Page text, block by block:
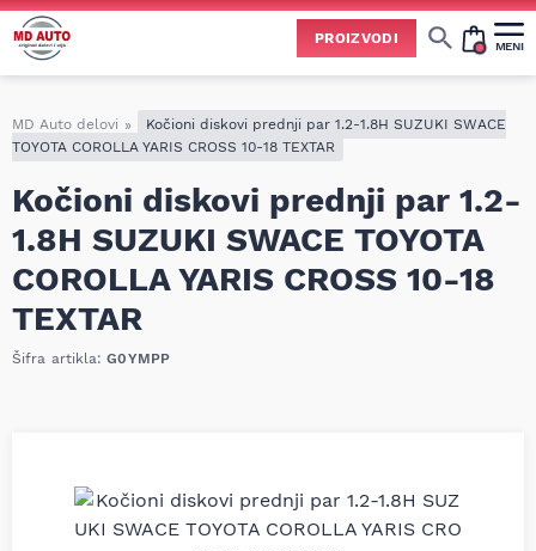
PROIZVODI MENI
MD Auto delovi »
Kočioni diskovi prednji par 1.2-1.8H SUZUKI SWACE
TOYOTA COROLLA YARIS CROSS 10-18 TEXTAR
Kočioni diskovi prednji par 1.2-
1.8H SUZUKI SWACE TOYOTA
COROLLA YARIS CROSS 10-18
TEXTAR
Šifra artikla:G0YMPP